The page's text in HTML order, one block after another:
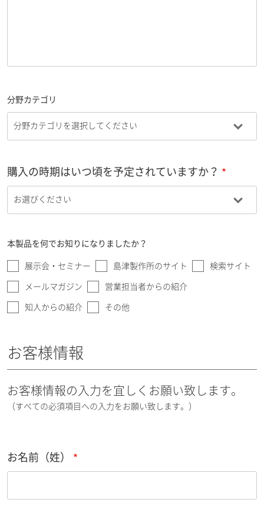
分野カテゴリ
購入の時期はいつ頃を予定されていますか？
本製品を何でお知りになりましたか？
展示会・セミナー 島津製作所のサイト 検索サイト
メールマガジン 営業担当者からの紹介
知人からの紹介 その他
お客様情報
お客様情報の入力を宜しくお願い致します。
（すべての必須項目への入力をお願い致します。）
お名前（姓）